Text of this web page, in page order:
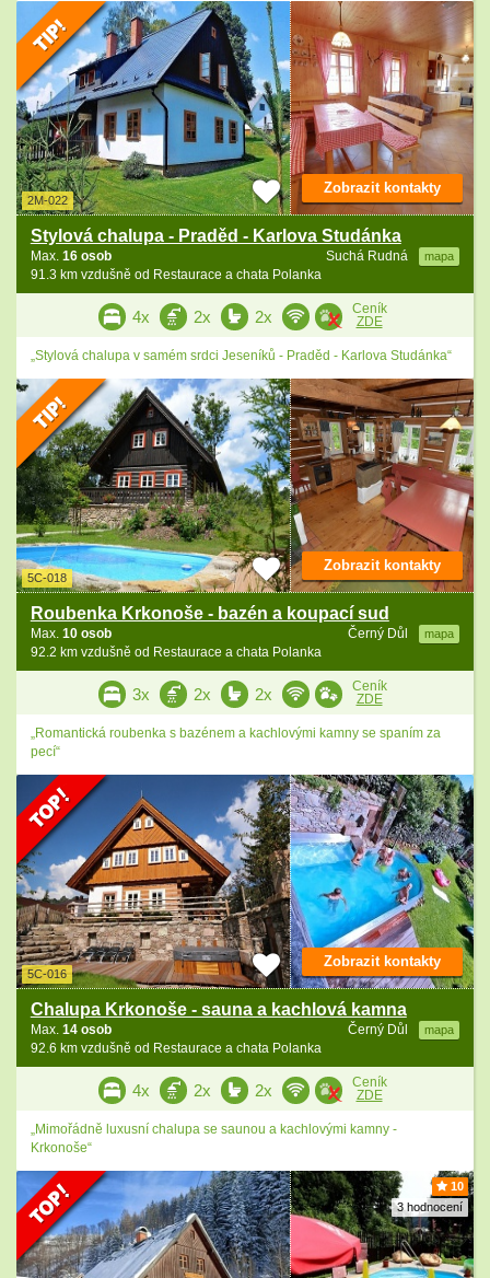
2M-022
Stylová chalupa - Praděd - Karlova Studánka
Suchá Rudná mapa
Max. 16 osob
91.3 km vzdušně od Restaurace a chata Polanka
Zobrazit kontakty
4x 2x 2x
Ceník
ZDE
„Stylová chalupa v samém srdci Jeseníků - Praděd - Karlova Studánka“
5C-018
Roubenka Krkonoše - bazén a koupací sud
Černý Důl mapa
Max. 10 osob
92.2 km vzdušně od Restaurace a chata Polanka
Zobrazit kontakty
3x 2x 2x
Ceník
ZDE
„Romantická roubenka s bazénem a kachlovými kamny se spaním za
pecí“
5C-016
Chalupa Krkonoše - sauna a kachlová kamna
Černý Důl mapa
Max. 14 osob
92.6 km vzdušně od Restaurace a chata Polanka
Zobrazit kontakty
4x 2x 2x
Ceník
ZDE
„Mimořádně luxusní chalupa se saunou a kachlovými kamny -
Krkonoše“
10
3 hodnocení